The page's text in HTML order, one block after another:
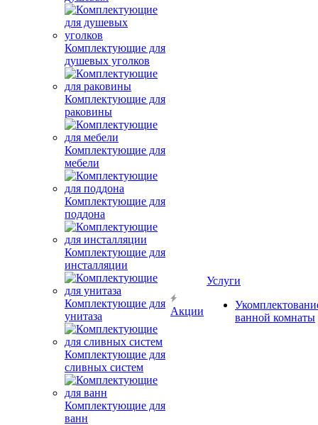
Комплектующие для
душевых уголков
Комплектующие для
раковины
Комплектующие для
мебели
Комплектующие для
поддона
Комплектующие для
инсталляции
Комплектующие для
унитаза
Комплектующие для
сливных систем
Комплектующие для
ванн
Акции
Услуги
ванной комнаты